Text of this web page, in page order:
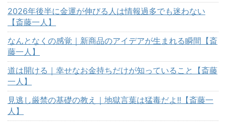
2026年後半に金運が伸びる人は情報過多でも迷わない
【斎藤一人】
なんとなくの感覚｜新商品のアイデアが生まれる瞬間【斎
藤一人】
道は開ける｜幸せなお金持ちだけが知っていること【斎藤
一人】
見逃し厳禁の基礎の教え｜地獄言葉は猛毒だよ!!【斎藤一
人】